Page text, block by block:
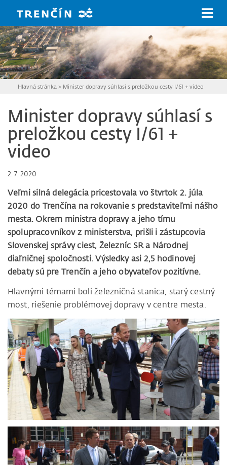
Hlavná stránka > Minister dopravy súhlasí s preložkou cesty I/61 + video
Minister dopravy súhlasí s
preložkou cesty I/61 +
video
2. 7. 2020
Veľmi silná delegácia pricestovala vo štvrtok 2. júla
2020 do Trenčína na rokovanie s predstaviteľmi nášho
mesta. Okrem ministra dopravy a jeho tímu
spolupracovníkov z ministerstva, prišli i zástupcovia
Slovenskej správy ciest, Železníc SR a Národnej
diaľničnej spoločnosti. Výsledky asi 2,5 hodinovej
debaty sú pre Trenčín a jeho obyvateľov pozitívne.
Hlavnými témami boli železničná stanica, starý cestný
most, riešenie problémovej dopravy v centre mesta.